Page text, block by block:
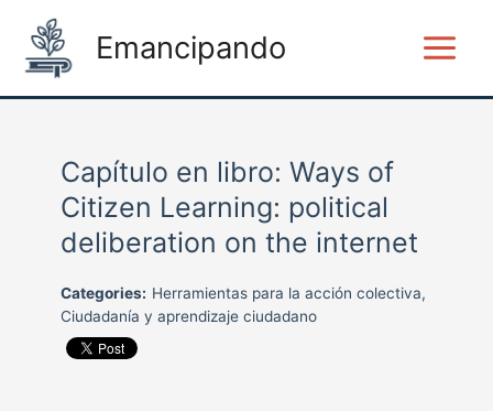
contenido
Emancipando
Menu
Capítulo en libro: Ways of
Citizen Learning: political
deliberation on the internet
Categories: Herramientas para la acción colectiva,
Ciudadanía y aprendizaje ciudadano